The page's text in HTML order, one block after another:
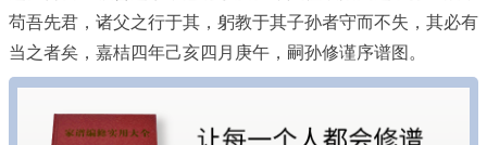
苟吾先君，诸父之行于其，躬教于其子孙者守而不失，其必有
当之者矣，嘉桔四年己亥四月庚午，嗣孙修谨序谱图。